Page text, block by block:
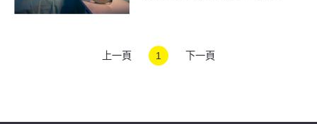
上一頁 1 下一頁